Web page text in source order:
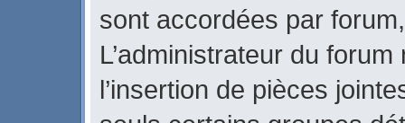
sont accordées par
L’administrateur du
l’insertion de pièces